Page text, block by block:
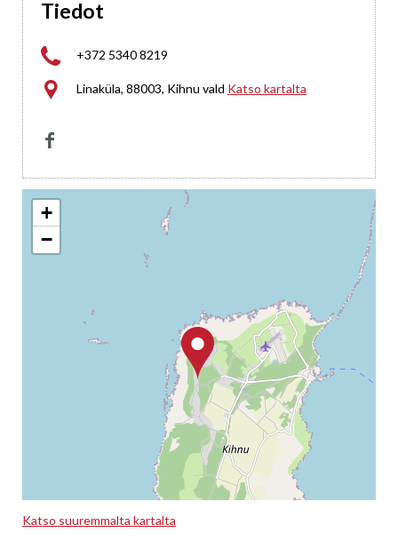
Tiedot
 +372 5340 8219
 Linaküla, 88003, Kihnu vald Katso kartalta

+
−
Katso suuremmalta kartalta